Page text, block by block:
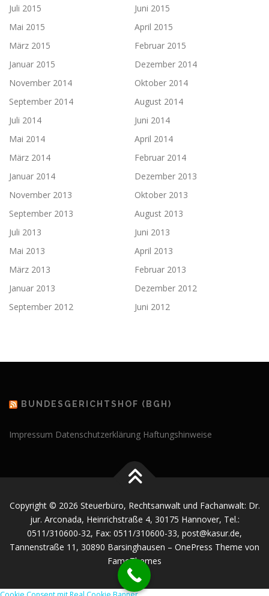
Juli 2015
Juni 2015
Mai 2015
April 2015
März 2015
Februar 2015
Januar 2015
Dezember 2014
November 2014
Oktober 2014
September 2014
August 2014
Juli 2014
Juni 2014
Mai 2014
April 2014
März 2014
Februar 2014
Januar 2014
Dezember 2013
November 2013
Oktober 2013
September 2013
August 2013
Juli 2013
Juni 2013
Mai 2013
April 2013
März 2013
Februar 2013
Januar 2013
Dezember 2012
September 2012
Juni 2012
BUNDESGERICHTSHOF (BGH)
Impressum Datenschutzerklärung Haftungshinweise
Copyright © 2026 Steuerbüro, Rechtsanwalt und Fachanwalt: Dr.
jur. Arconada, Heinrichstraße 4, 30175 Hannover, Tel.:
0511/310600-32, Fax: 0511/310600-33, post@kasur.de,
Tannenstraße 11, 30890 Barsinghausen – OnePress Theme von
FameThemes